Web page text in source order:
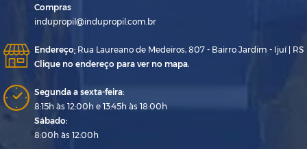
Compras
indupropil@indupropil.com.br
Endereço: Rua Laureano de Medeiros, 807 - Bairro Jardim - Ijuí | RS
Clique no endereço para ver no mapa.
Segunda a sexta-feira:
8:15h às 12:00h e 13:45h às 18:00h
Sábado:
8:00h às 12:00h